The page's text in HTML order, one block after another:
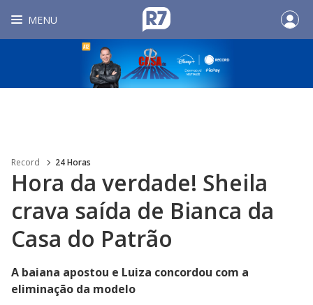
MENU
Record 24 Horas
Hora da verdade! Sheila
crava saída de Bianca da
Casa do Patrão
A baiana apostou e Luiza concordou com a
eliminação da modelo